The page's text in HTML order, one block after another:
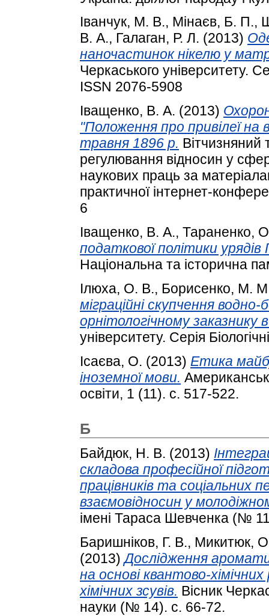
Іванчук, М. В., Мінаєв, Б. П.,
В. А., Галаган, Р. Л. (2013)
наночастинок нікелю у
Черкаського університету.
ISSN 2076-5908
Іващенко, В. А. (2013)
"Положення про привілеї на
травня 1896 р. Вітчизняний
регулювання відносин у
наукових праць за
практичної інтернет-
6
Іващенко, В. А., Тараненко,
податкової політики
Національна та історична
Ілюха, О. В., Борисенко, М.
міграційні скупчення
орнітологічному заказнику
університету. Серія
Ісаєва, О. (2013) Етика
іноземної мови.
освіти, 1 (11). с. 517-522.
Б
Байдюк, Н. В. (2013)
складова професійної
працівників та соціальних
взаємовідносин у
імені Тараса Шевченка (№
Баришніков, Г. В., Микитюк,
(2013)Дослідження
на основі квантово-
хімічних зсувів. Вісник
науки (№ 14). с. 66-72.